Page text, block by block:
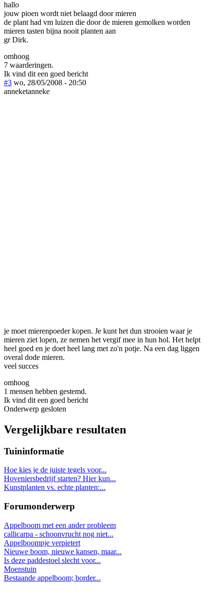
hallo
jouw pioen wordt niet belaagd door mieren
de plant had vm luizen die door de mieren gemolken worden
mieren tasten bijna nooit planten aan
gr Dirk.
omhoog
7 waarderingen.
Ik vind dit een goed bericht
#3 wo, 28/05/2008 - 20:50
anneketanneke
je moet mierenpoeder kopen. Je kunt het dun strooien waar je
mieren ziet lopen, ze nemen het vergif mee in hun hol. Het helpt
heel goed en je doet heel lang met zo'n potje. Na een dag liggen
overal dode mieren.
veel succes
omhoog
1 mensen hebben gestemd.
Ik vind dit een goed bericht
Onderwerp gesloten
Vergelijkbare resultaten
Tuininformatie
Hoe kies je de juiste tegels voor...
Hoveniersbedrijf starten? Hier kun...
Kunstplanten vs. echte planten:...
Forumonderwerp
Appelboom met een ander probleem
callicarpa - schoonvrucht nog niet...
Appelboompje verpietert
Nieuwe boom, nieuwe kansen, maar...
Is deze paddestoel slecht voor...
Moenstuin
Bestaande appelboom; border...